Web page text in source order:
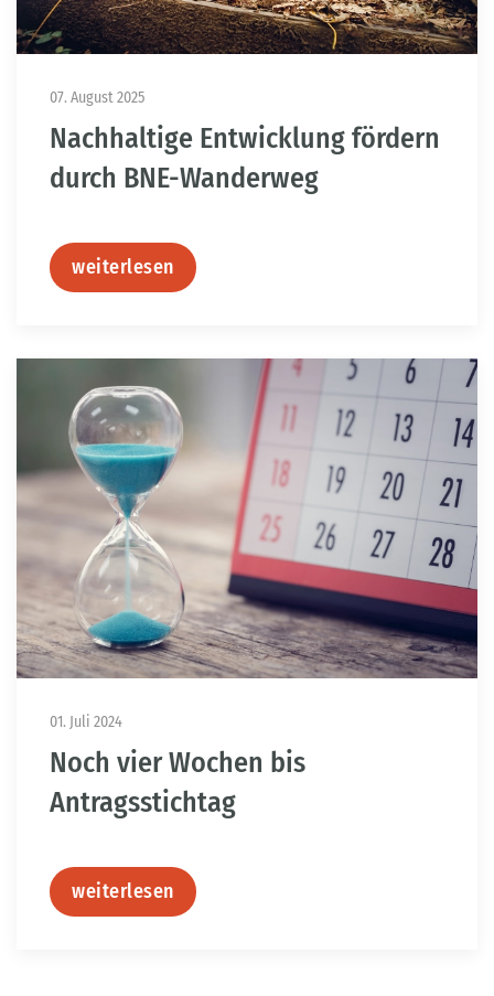
07. August 2025
Nachhaltige Entwicklung fördern
durch BNE-Wanderweg
weiterlesen
01. Juli 2024
Noch vier Wochen bis
Antragsstichtag
weiterlesen